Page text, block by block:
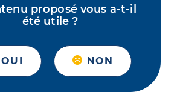
proposé vous a-t-il
été utile ?
OUI NON